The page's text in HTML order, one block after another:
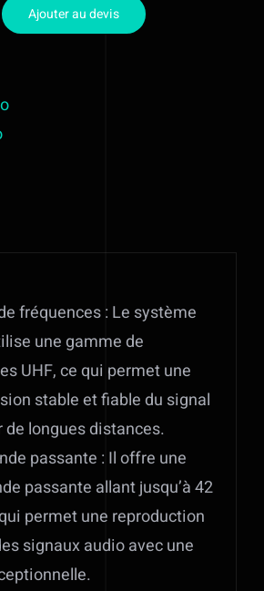
Ajouter au devis
fréquences : Le système
une gamme de
UHF, ce qui permet une
stable et fiable du signal
de longues distances.
passante : Il offre une
passante allant jusqu’à 42
permet une reproduction
signaux audio avec une